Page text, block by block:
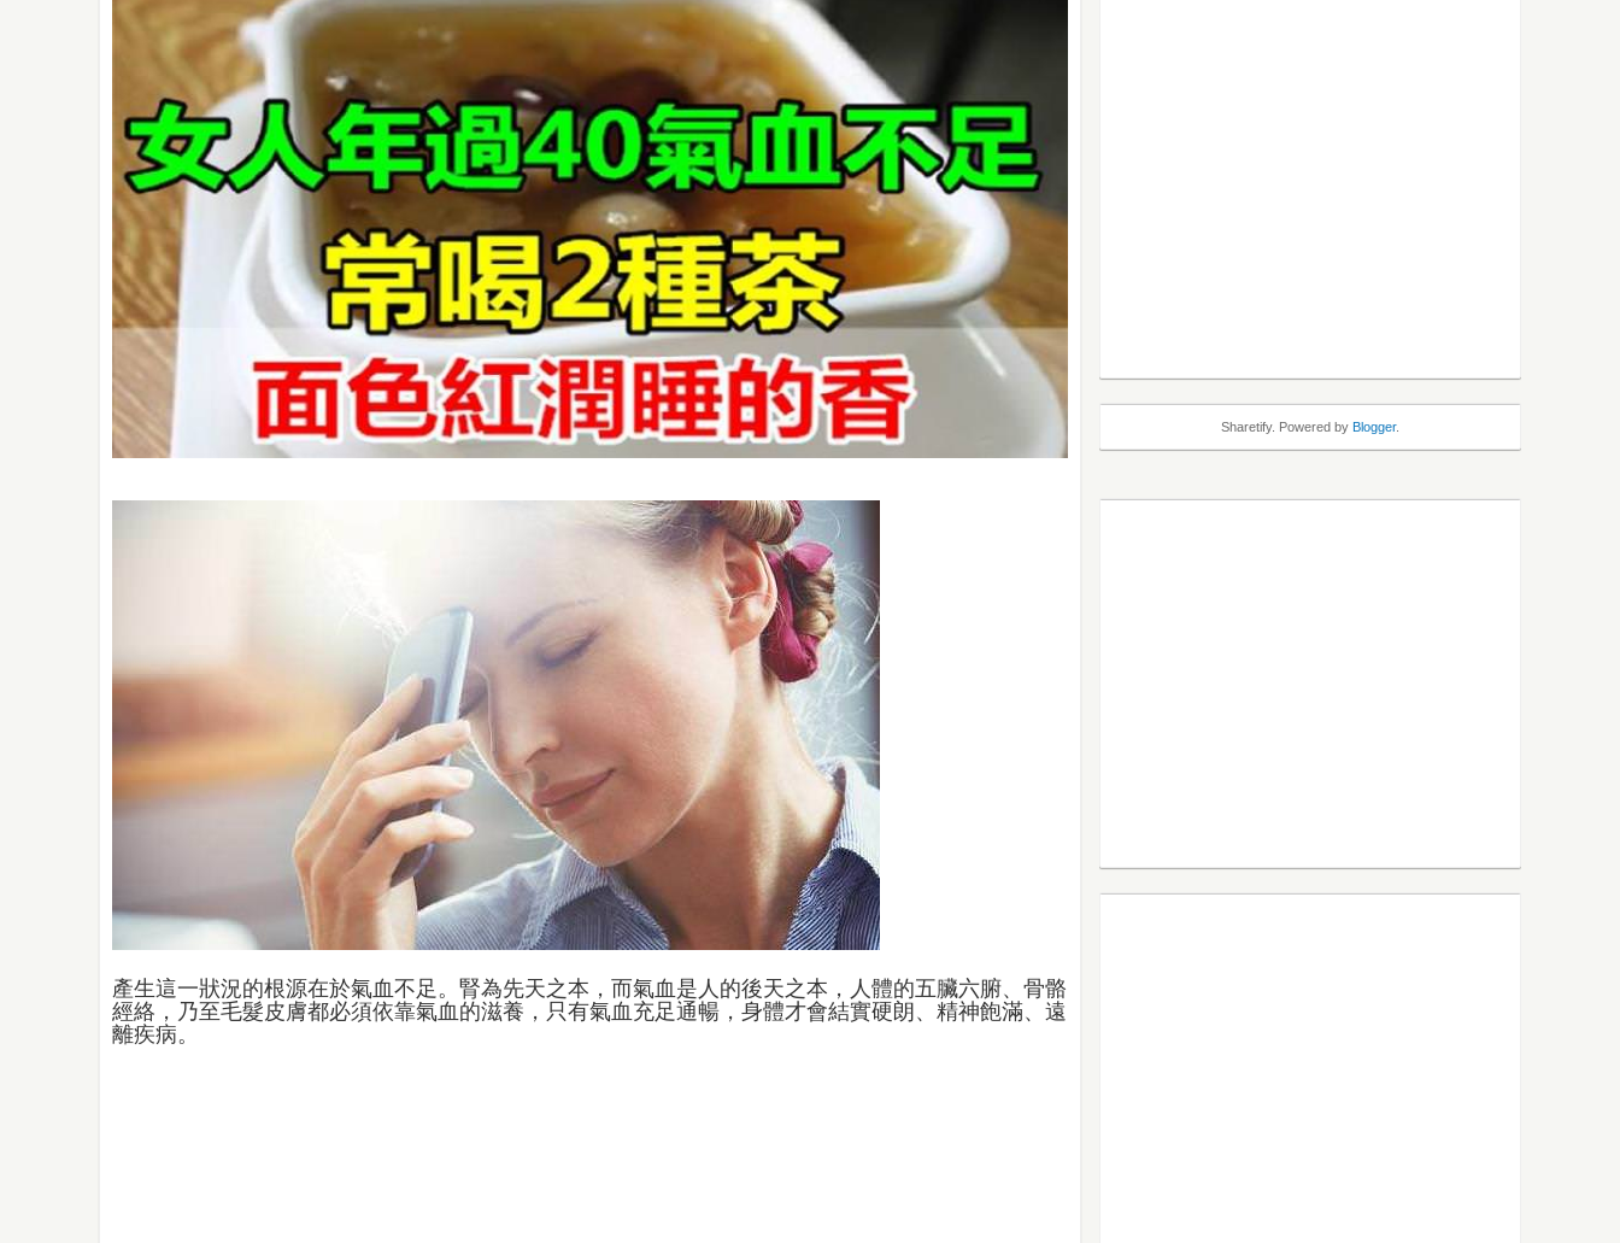
產生這一狀況的根源在於氣血不足。腎為先天之本，而氣血是人的後天之本，人體的五臟六腑、骨骼
經絡，乃至毛髮皮膚都必須依靠氣血的滋養，只有氣血充足通暢，身體才會結實硬朗、精神飽滿、遠
離疾病。
Sharetify. Powered by Blogger.